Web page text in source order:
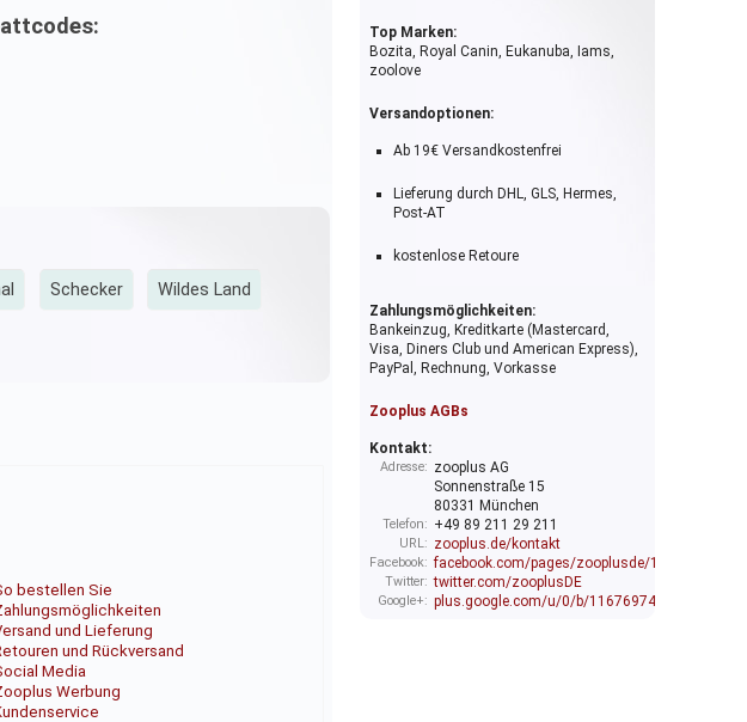
Schecker Wildes Land
bestellen Sie
und Lieferung
und Rückversand
Media
Werbung
Top Marken:
Bozita, Royal Canin, Eukanuba, Iams,
zoolove
Versandoptionen:
Ab 19€ Versandkostenfrei
Lieferung durch DHL, GLS, Hermes,
Post-AT
kostenlose Retoure
Zahlungsmöglichkeiten:
Bankeinzug, Kreditkarte (Mastercard,
Visa, Diners Club und American Express),
PayPal, Rechnung, Vorkasse
Zooplus AGBs
Kontakt:
Adresse: zooplus AG
Sonnenstraße 15
80331 München
Telefon: +49 89 211 29 211
URL: zooplus.de/kontakt
Facebook: facebook.com/pages/zooplusde/
Twitter: twitter.com/zooplusDE
Google+: plus.google.com/u/0/b/